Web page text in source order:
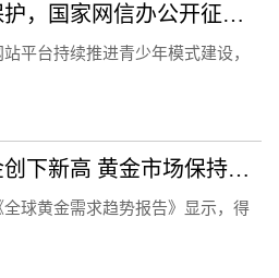
强化未成年人网络保护，国家网信办公开征求意见
平台持续推进青少年模式建设，
上半年全球央行购金创下新高 黄金市场保持良好势头
球黄金需求趋势报告》显示，得